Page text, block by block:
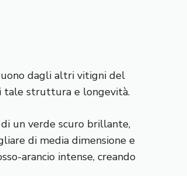
dagli altri vitigni del
tale struttura e longevità.
un verde scuro brillante,
di media dimensione e
arancio intense, creando